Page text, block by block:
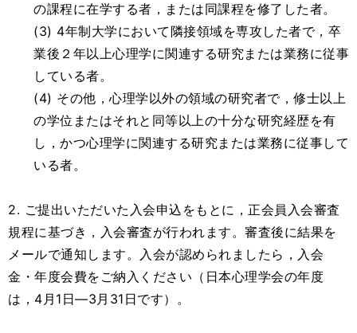
の課程に在学する者，または同課程を修了した者。
(3) 4年制大学において隣接領域を専攻した者で，卒
業後２年以上心理学に関連する研究または業務に従事
している者。
(4) その他，心理学以外の領域の研究者で，修士以上
の学位またはそれと同等以上の十分な研究経歴を有
し，かつ心理学に関連する研究または業務に従事して
いる者。
2. ご提出いただいた入会申込をもとに，正会員入会審査
規程に基づき，入会審査が行われます。審査後に結果を
メールで通知します。入会が認められましたら，入会
金・年度会費をご納入ください（日本心理学会の年度
は，4月1日―3月31日です）。